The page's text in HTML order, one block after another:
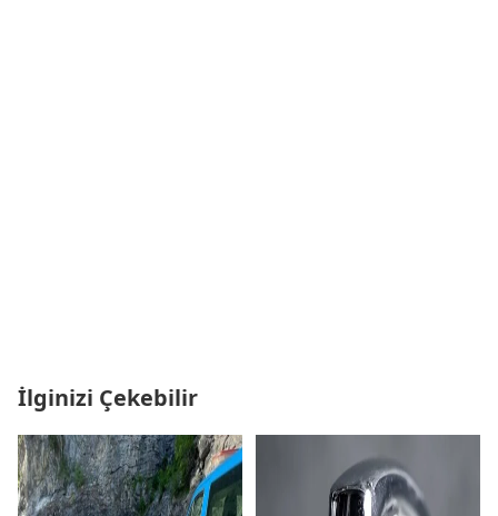
İlginizi Çekebilir